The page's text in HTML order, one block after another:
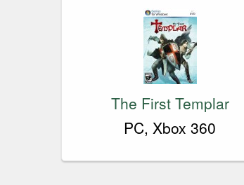
The First Templar
PC, Xbox 360